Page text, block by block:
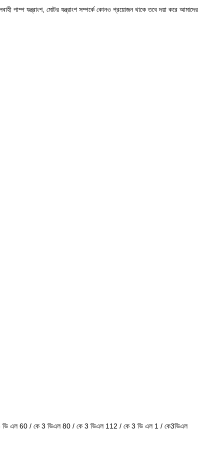
পাম্প যন্ত্রাংশ, মোটর যন্ত্রাংশ সম্পর্কে কোনও প্রয়োজন থাকে তবে দয়া করে আমাদের
এল 60 / কে 3 ভিএল 80 / কে 3 ভিএল 112 / কে 3 ভি এল 1 / কে3ভিএল